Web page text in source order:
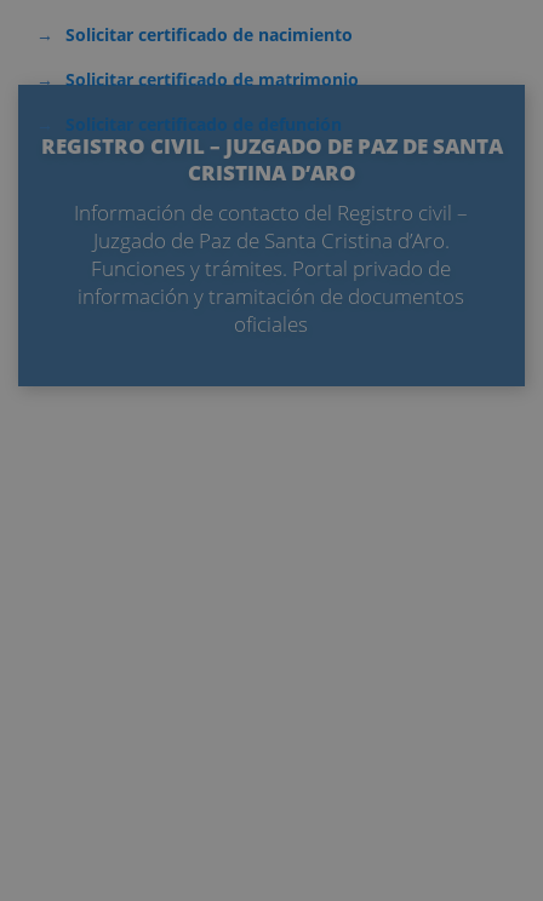
REGISTRO CIVIL – JUZGADO DE PAZ DE SANTA
CRISTINA D’ARO
Información de contacto del Registro civil –
Juzgado de Paz de Santa Cristina d’Aro.
Funciones y trámites. Portal privado de
información y tramitación de documentos
oficiales
Solicitar certificado de nacimiento
Solicitar certificado de matrimonio
Solicitar certificado de defunción